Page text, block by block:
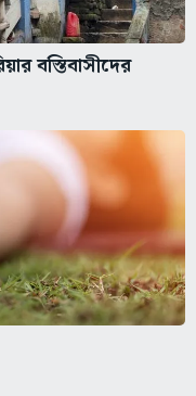
বস্তিবাসীদের